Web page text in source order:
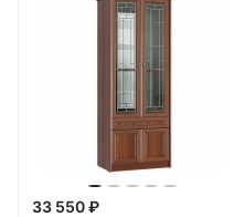
33 550 ₽